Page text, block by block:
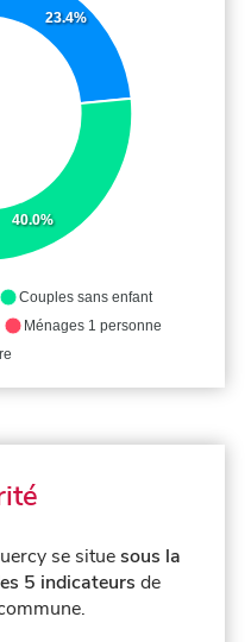
23.4%
40.0%
Couples sans enfant
Ménages 1 personne
se situesous la
5 indicateurs de